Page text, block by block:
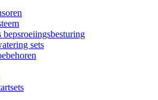
bepsroeiingsbesturing
sets